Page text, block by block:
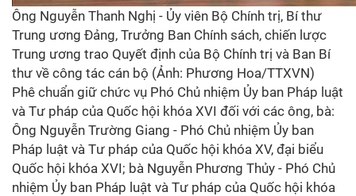
Ông Nguyễn Thanh Nghị - Ủy viên Bộ Chính trị, Bí thư
Trung ương Đảng, Trưởng Ban Chính sách, chiến lược
Trung ương trao Quyết định của Bộ Chính trị và Ban Bí
thư về công tác cán bộ (Ảnh: Phương Hoa/TTXVN)
Phê chuẩn giữ chức vụ Phó Chủ nhiệm Ủy ban Pháp luật
và Tư pháp của Quốc hội khóa XVI đối với các ông, bà:
Ông Nguyễn Trường Giang - Phó Chủ nhiệm Ủy ban
Pháp luật và Tư pháp của Quốc hội khóa XV, đại biểu
Quốc hội khóa XVI; bà Nguyễn Phương Thủy - Phó Chủ
nhiệm Ủy ban Pháp luật và Tư pháp của Quốc hội khóa